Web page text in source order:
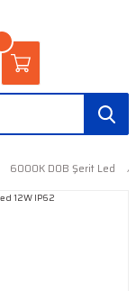
6000K DOB Şerit Led